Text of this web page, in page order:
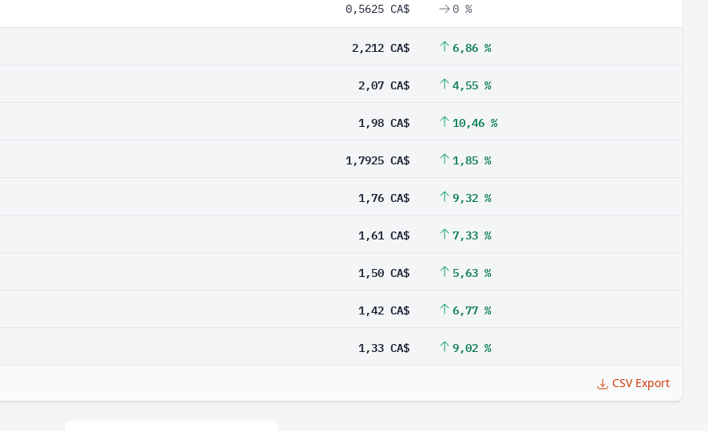
0,5625 CA$ 0 %
2,212 CA$ 6,86 %
2,07 CA$ 4,55 %
1,98 CA$ 10,46 %
1,7925 CA$ 1,85 %
1,76 CA$ 9,32 %
1,61 CA$ 7,33 %
1,50 CA$ 5,63 %
1,42 CA$ 6,77 %
1,33 CA$ 9,02 %
CSV Export